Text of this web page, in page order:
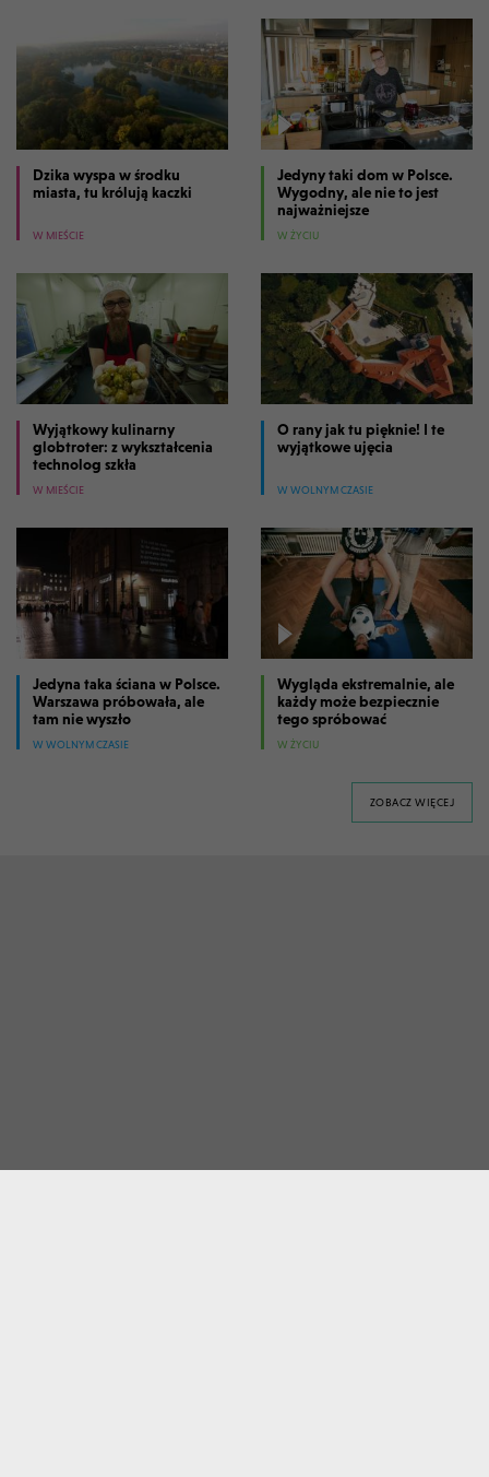
Dzika wyspa w środku
miasta, tu królują kaczki
W MIEŚCIE
Jedyny taki dom w Polsce.
Wygodny, ale nie to jest
najważniejsze
W ŻYCIU
Wyjątkowy kulinarny
globtroter: z wykształcenia
technolog szkła
W MIEŚCIE
O rany jak tu pięknie! I te
wyjątkowe ujęcia
W WOLNYM CZASIE
Jedyna taka ściana w Polsce.
Warszawa próbowała, ale
tam nie wyszło
W WOLNYM CZASIE
Wygląda ekstremalnie, ale
każdy może bezpiecznie
tego spróbować
W ŻYCIU
ZOBACZ WIĘCEJ